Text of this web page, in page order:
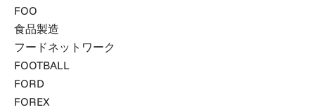
FOO
食品製造
フードネットワーク
FOOTBALL
FORD
FOREX